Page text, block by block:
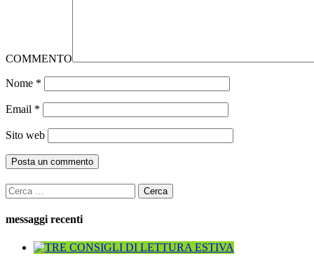
COMMENTO
Nome *
Email *
Sito web
Ricerca
per:
messaggi recenti